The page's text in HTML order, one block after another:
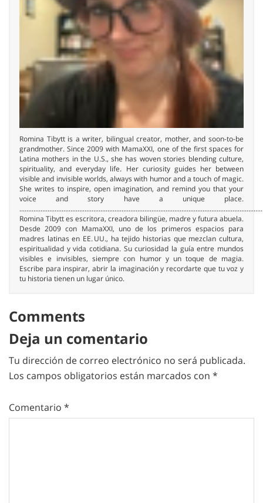
Romina Tibytt is a writer, bilingual creator, mother, and soon-to-be
grandmother. Since 2009 with MamaXXI, one of the first spaces for
Latina mothers in the U.S., she has woven stories blending culture,
spirituality, and everyday life. Her curiosity guides her between
visible and invisible worlds, always with humor and a touch of magic.
She writes to inspire, open imagination, and remind you that your
voice and story have a unique place.
Romina Tibytt es escritora, creadora bilingüe, madre y futura abuela.
Desde 2009 con MamaXXI, uno de los primeros espacios para
madres latinas en EE. UU., ha tejido historias que mezclan cultura,
espiritualidad y vida cotidiana. Su curiosidad la guía entre mundos
visibles e invisibles, siempre con humor y un toque de magia.
Escribe para inspirar, abrir la imaginación y recordarte que tu voz y
tu historia tienen un lugar único.
Comments
Deja un comentario
Tu dirección de correo electrónico no será publicada.
Los campos obligatorios están marcados con *
Comentario *